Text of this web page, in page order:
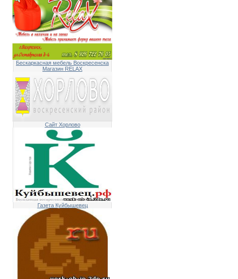
Бескаркасная мебель Воскресенска
Магазин RELAX
Сайт Хорлово
Газета Куйбышевец